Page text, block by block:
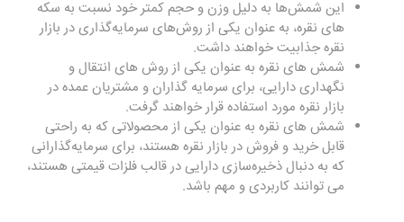
این شمش‌ها به دلیل وزن و حجم کمتر خود نسبت به سکه‌
های نقره، به عنوان یکی از روش‌های سرمایه‌گذاری در بازار
نقره جذابیت خواهند داشت.
شمش ‌های نقره به عنوان یکی از روش‌ های انتقال و
نگهداری دارایی، برای سرمایه‌ گذاران و مشتریان عمده در
بازار نقره مورد استفاده قرار خواهند گرفت.
شمش‌ های نقره به عنوان یکی از محصولاتی که به راحتی
قابل خرید و فروش در بازار نقره هستند، برای سرمایه‌گذارانی
که به دنبال ذخیره‌سازی دارایی در قالب فلزات قیمتی هستند،
می ‌توانند کاربردی و مهم باشد.